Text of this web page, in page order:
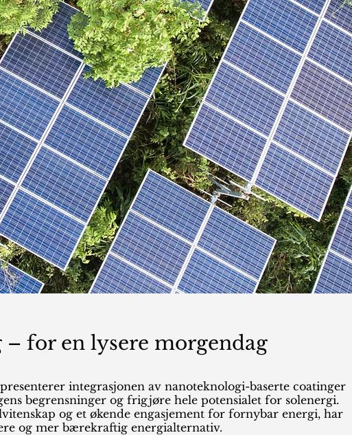
– for en lysere morgendag
integrasjonen av nanoteknologi-baserte coatinger
begrensninger og frigjøre hele potensialet for solenergi.
og et økende engasjement for fornybar energi, har
og mer bærekraftig energialternativ.